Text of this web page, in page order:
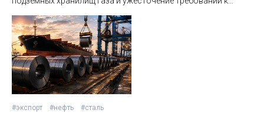
китайским экспортерам стали — ключевые события
металлургии и трубной промышленности.
#экспорт #нефть #сталь